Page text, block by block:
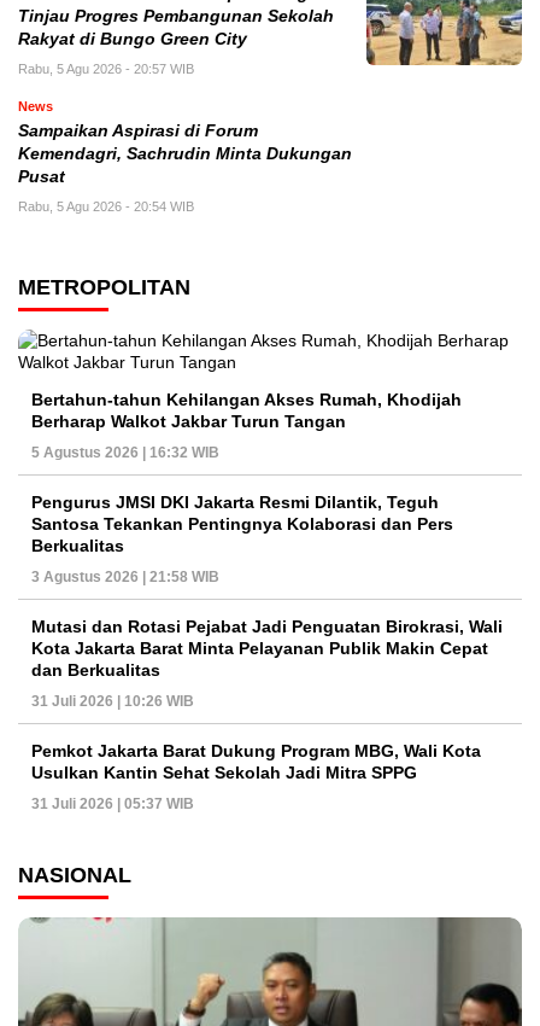
Tinjau Progres Pembangunan Sekolah
Rakyat di Bungo Green City
Rabu, 5 Agu 2026 - 20:57 WIB
News
Sampaikan Aspirasi di Forum
Kemendagri, Sachrudin Minta Dukungan
Pusat
Rabu, 5 Agu 2026 - 20:54 WIB
METROPOLITAN
Bertahun-tahun Kehilangan Akses Rumah, Khodijah
Berharap Walkot Jakbar Turun Tangan
5 Agustus 2026 | 16:32 WIB
Pengurus JMSI DKI Jakarta Resmi Dilantik, Teguh
Santosa Tekankan Pentingnya Kolaborasi dan Pers
Berkualitas
3 Agustus 2026 | 21:58 WIB
Mutasi dan Rotasi Pejabat Jadi Penguatan Birokrasi, Wali
Kota Jakarta Barat Minta Pelayanan Publik Makin Cepat
dan Berkualitas
31 Juli 2026 | 10:26 WIB
Pemkot Jakarta Barat Dukung Program MBG, Wali Kota
Usulkan Kantin Sehat Sekolah Jadi Mitra SPPG
31 Juli 2026 | 05:37 WIB
NASIONAL